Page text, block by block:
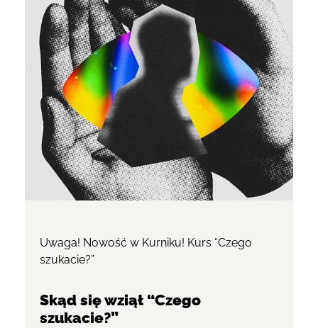
Uwaga! Nowość w Kurniku! Kurs “Czego
szukacie?”
Skąd się wziął “Czego
szukacie?”